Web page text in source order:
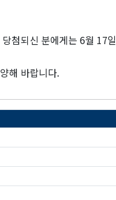
첨되신 분에게는 6월 17
해 바랍니다.